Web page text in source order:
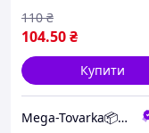
остеохондрозі
104.50₴
110 ₴
Купити
Mega-Tovarka📦💙💛